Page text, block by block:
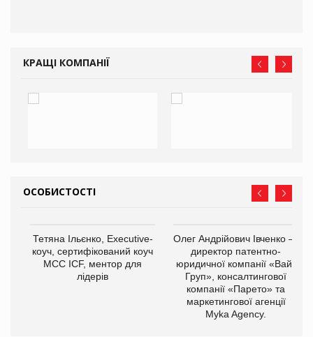
КРАЩІ КОМПАНІЇ
ОСОБИСТОСТІ
Тетяна Ільєнко, Executive-
коуч, сертифікований коуч
МСС ICF, ментор для
лідерів
Олег Андрійович Івченко —
директор патентно-
юридичної компанії «Вайз
Груп», консалтингової
компанії «Парето» та
маркетингової агенції
Myka Agency.